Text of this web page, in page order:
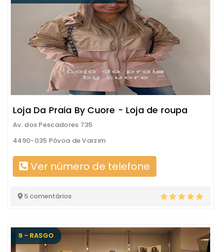
Loja Da Praia By Cuore - Loja de roupa
Av. dos Pescadores 735
4490-035 Póvoa de Varzim
Ver número de telefone
5 comentários
9 - RASGO